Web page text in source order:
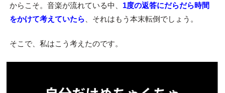
からこそ。音楽が流れている中、 1度の返答にだらだら時間
をかけて考えていたら 、それはもう本末転倒でしょう。
そこで、私はこう考えたのです。